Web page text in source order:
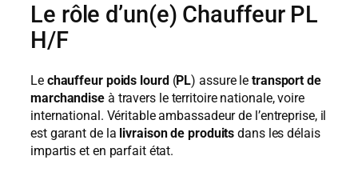
Le rôle d’un(e) Chauffeur PL
H/F
Le chauffeur poids lourd (PL) assure letransport de
marchandiseà travers le territoire nationale, voire
international. Véritable ambassadeur de l’entreprise, il
est garant de la livraison de produits dans les délais
impartis et en parfait état.